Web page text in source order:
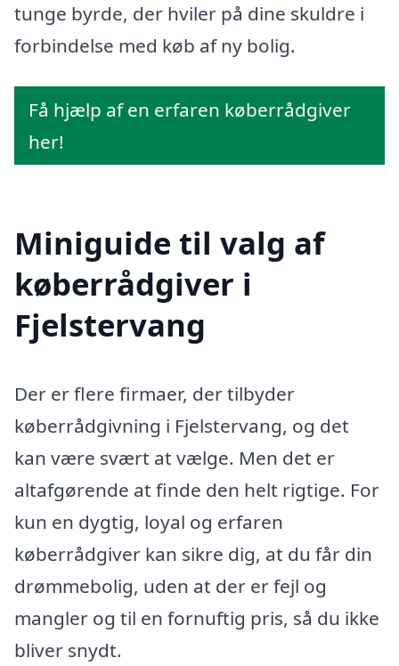
tunge byrde, der hviler på dine skuldre i
forbindelse med køb af ny bolig.
Få hjælp af en erfaren køberrådgiver
her!
Miniguide til valg af
køberrådgiver i
Fjelstervang
Der er flere firmaer, der tilbyder
køberrådgivning i Fjelstervang, og det
kan være svært at vælge. Men det er
altafgørende at finde den helt rigtige. For
kun en dygtig, loyal og erfaren
køberrådgiver kan sikre dig, at du får din
drømmebolig, uden at der er fejl og
mangler og til en fornuftig pris, så du ikke
bliver snydt.